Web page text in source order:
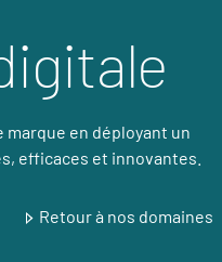
en déployant un
efficaces et innovantes.
Retour à nos domaines